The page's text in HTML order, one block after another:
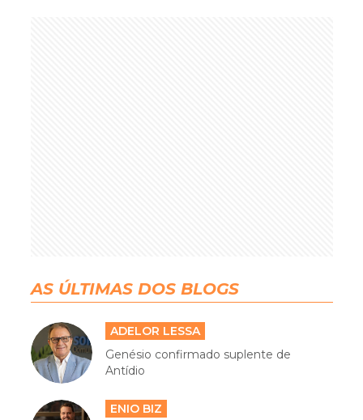
AS ÚLTIMAS DOS BLOGS
ADELOR LESSA
Genésio confirmado suplente de
Antídio
ENIO BIZ